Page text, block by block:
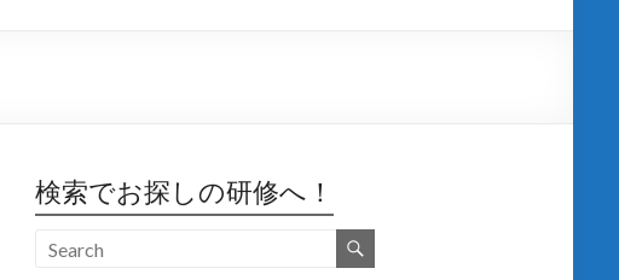
検索でお探しの研修へ！